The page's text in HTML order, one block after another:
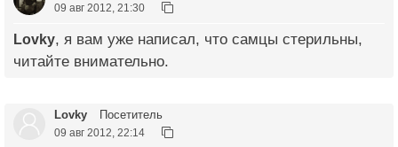
09 авг 2012, 21:30
Lovky, я вам уже написал, что самцы стерильны,
читайте внимательно.
Lovky Посетитель
09 авг 2012, 22:14